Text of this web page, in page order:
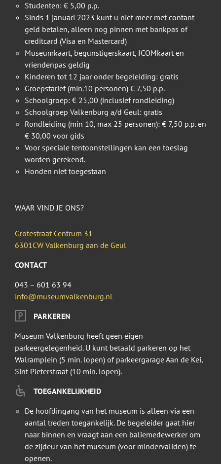
Studenten: € 5,00 p.p.
Sinds 1 januari 2023 kunt u niet meer met contant
geld betalen, alleen nog pinnen met bankpas of
creditcard (Visa en Mastercard)
Museumkaart, begunstigerskaart, ICOMkaart en
vriendenpas geldig
Kinderen tot 12 jaar onder begeleiding: gratis
Groepstarief (min.10 personen) € 7,50 p.p.
Schoolgroep: € 25,00 (inclusief rondleiding)
Schoolgroep Valkenburg a/d Geul: gratis
Rondleiding (min 10, max 25 personen): € 7,50 p.p. en
€ 30,00 voor gids
Voor speciale tentoonstellingen kan een toeslag
worden gerekend.
Honden niet toegestaan
WAAR VIND JE ONS?
Grotestraat Centrum 31
6301CW Valkenburg aan de Geul
CONTACT
043 – 601 63 94
info@museumvalkenburg.nl
PARKEREN
Museum Valkenburg heeft geen eigen
parkeergelegenheid. U kunt betaald parkeren op het
Walramplein (5 min. lopen) of parkeergarage Aan de Kei,
Sint Pieterstraat (10 min. lopen).
TOEGANKELIJKHEID
De hoofdingang van het museum is alleen via een
aantal treden toegankelijk. De begeleider gaat hier
naar binnen en vraagt aan een baliemedewerker om
de zijdeur van het museum (voor mindervaliden) te
openen.